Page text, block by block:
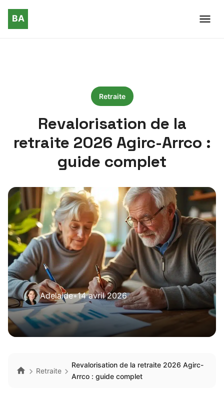
Retraite
Revalorisation de la
retraite 2026 Agirc-Arrco :
guide complet
Adelaide•14 avril 2026
Retraite
Revalorisation de la retraite 2026 Agirc-
Arrco : guide complet